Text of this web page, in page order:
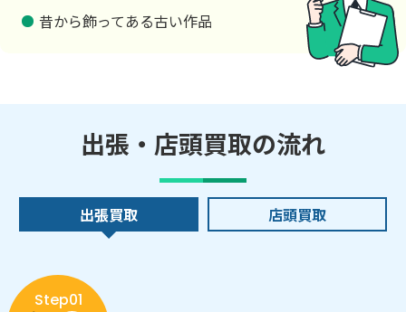
昔から飾ってある古い作品
出張・店頭買取の流れ
出張買取 店頭買取
Step01